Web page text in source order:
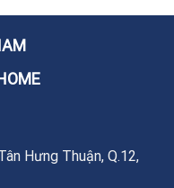
Hưng Thuận, Q.12,